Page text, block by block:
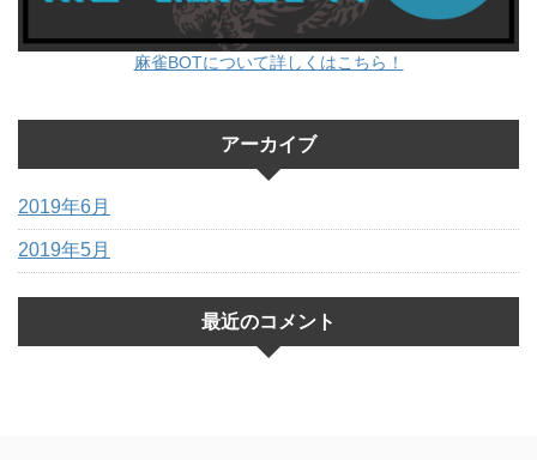
麻雀BOTについて詳しくはこちら！
アーカイブ
2019年6月
2019年5月
最近のコメント